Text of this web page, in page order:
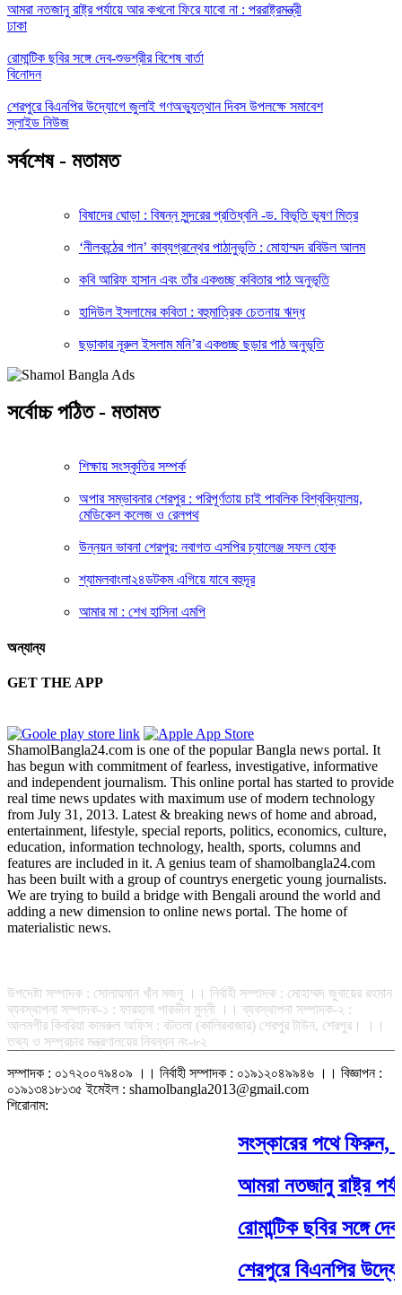
আমরা নতজানু রাষ্ট্র পর্যায়ে আর কখনো ফিরে যাবো না : পররাষ্ট্রমন্ত্রী
ঢাকা
রোমান্টিক ছবির সঙ্গে দেব-শুভশ্রীর বিশেষ বার্তা
বিনোদন
শেরপুরে বিএনপির উদ্যোগে জুলাই গণঅভ্যুত্থান দিবস উপলক্ষে সমাবেশ
স্লাইড নিউজ
সর্বশেষ - মতামত
বিষাদের ঘোড়া : বিষন্ন সুন্দরের প্রতিধ্বনি -ড. বিভূতি ভূষণ মিত্র
‘নীলকন্ঠের গান’ কাব্যগ্রন্থের পাঠানুভূতি : মোহাম্মদ রবিউল আলম
কবি আরিফ হাসান এবং তাঁর একগুচ্ছ কবিতার পাঠ অনুভূতি
হাদিউল ইসলামের কবিতা : বহুমাত্রিক চেতনায় ঋদ্ধ
ছড়াকার নূরুল ইসলাম মনি’র একগুচ্ছ ছড়ার পাঠ অনুভূতি
সর্বোচ্চ পঠিত - মতামত
শিক্ষায় সংস্কৃতির সম্পর্ক
অপার সম্ভাবনার শেরপুর : পরিপূর্ণতায় চাই পাবলিক বিশ্ববিদ্যালয়,
মেডিকেল কলেজ ও রেলপথ
উন্নয়ন ভাবনা শেরপুর: নবাগত এসপির চ্যালেঞ্জ সফল হোক
শ্যামলবাংলা২৪ডটকম এগিয়ে যাবে বহুদূর
আমার মা : শেখ হাসিনা এমপি
অন্যান্য
GET THE APP
ShamolBangla24.com is one of the popular Bangla news portal. It
has begun with commitment of fearless, investigative, informative
and independent journalism. This online portal has started to provide
real time news updates with maximum use of modern technology
from July 31, 2013. Latest & breaking news of home and abroad,
entertainment, lifestyle, special reports, politics, economics, culture,
education, information technology, health, sports, columns and
features are included in it. A genius team of shamolbangla24.com
has been built with a group of countrys energetic young journalists.
We are trying to build a bridge with Bengali around the world and
adding a new dimension to online news portal. The home of
materialistic news.
উপদেষ্টা সম্পাদক : সোলায়মান খাঁন মজনু ।। নির্বাহী সম্পাদক : মোহাম্মদ জুবায়ের রহমান
ব্যবস্থাপনা সম্পাদক-১ : ফারহানা পারভীন মুন্নী ।। ব্যবস্থাপনা সম্পাদক-২ :
আলমগীর কিবরিয়া কামরুল অফিস : বটতলা (কালিরবাজার) শেরপুর টাউন, শেরপুর। ।।
তথ্য ও সম্প্রচার মন্ত্রণালয়ের নিবন্ধন নং-৮২
সম্পাদক : ০১৭২০০৭৯৪০৯ ।। নির্বাহী সম্পাদক : ০১৯১২০৪৯৯৪৬ ।। বিজ্ঞাপন :
০১৯১৩৪১৮১৩৫ ইমেইল : shamolbangla2013@gmail.com
শিরোনাম:
সংস্কারের পথে ফিরুন,
আমরা নতজানু রাষ্ট্র
রোমান্টিক ছবির সঙ্গে
শেরপুরে বিএনপির